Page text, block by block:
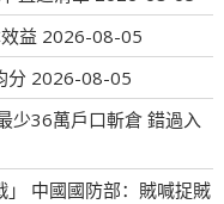
益 2026-08-05
分 2026-08-05
少36萬戶口斬倉 錯過入
」 中國國防部：賊喊捉賊